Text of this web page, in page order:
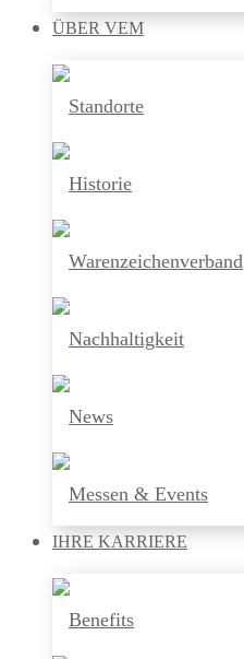
ÜBER VEM
Standorte
Historie
Warenzeichenverband
Nachhaltigkeit
News
Messen & Events
IHRE KARRIERE
Benefits